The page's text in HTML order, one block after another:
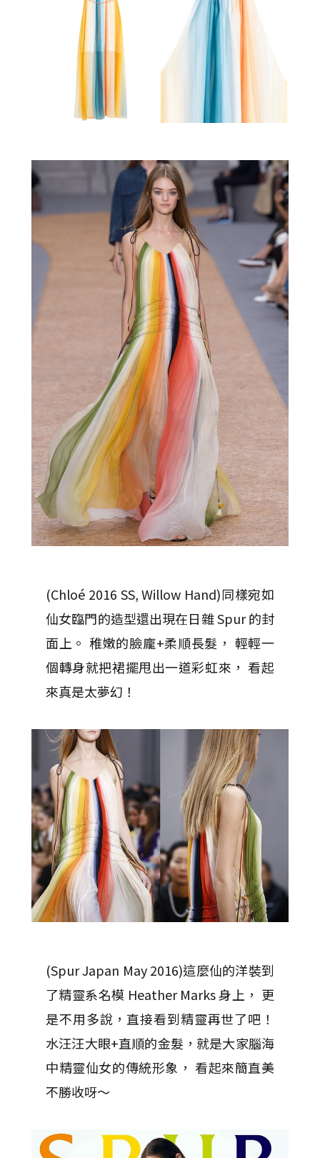
(Chloé 2016 SS, Willow Hand)同樣宛如
仙女臨門的造型還出現在日雜 Spur 的封
面上。 稚嫩的臉龐+柔順長髮， 輕輕一
個轉身就把裙擺甩出一道彩虹來， 看起
來真是太夢幻！
(Spur Japan May 2016)這麼仙的洋裝到
了精靈系名模 Heather Marks 身上， 更
是不用多說，直接看到精靈再世了吧！
水汪汪大眼+直順的金髮，就是大家腦海
中精靈仙女的傳統形象， 看起來簡直美
不勝收呀～